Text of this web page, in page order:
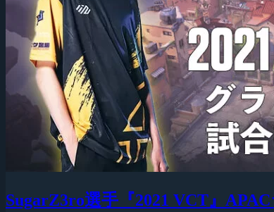
SugarZ3ro選手『2021 VCT』